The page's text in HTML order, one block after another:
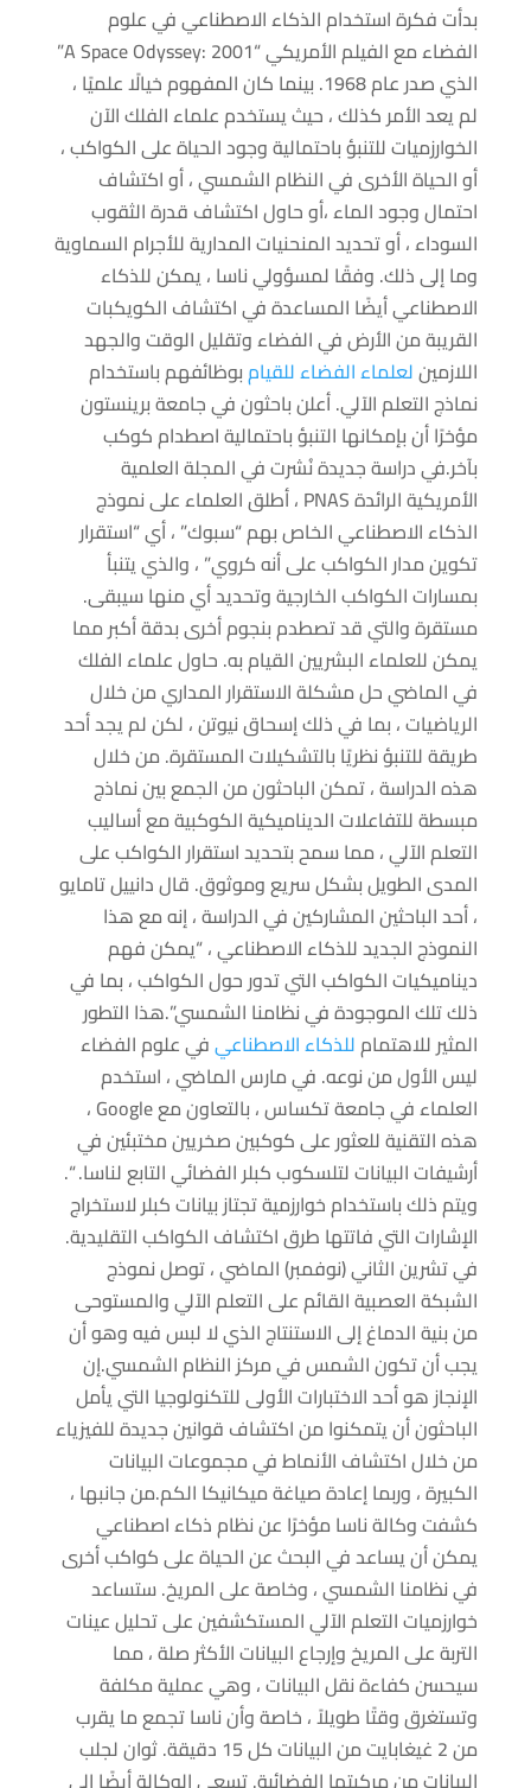
بدأت فكرة استخدام الذكاء الاصطناعي في علوم
الفضاء مع الفيلم الأمريكي “A Space Odyssey: 2001”
الذي صدر عام 1968. بينما كان المفهوم خيالًا علميًا ،
لم يعد الأمر كذلك ، حيث يستخدم علماء الفلك الآن
الخوارزميات للتنبؤ باحتمالية وجود الحياة على الكواكب ،
أو الحياة الأخرى في النظام الشمسي ، أو اكتشاف
احتمال وجود الماء ،أو حاول اكتشاف قدرة الثقوب
السوداء ، أو تحديد المنحنيات المدارية للأجرام السماوية
وما إلى ذلك. وفقًا لمسؤولي ناسا ، يمكن للذكاء
الاصطناعي أيضًا المساعدة في اكتشاف الكويكبات
القريبة من الأرض في الفضاء وتقليل الوقت والجهد
اللازمينلعلماء الفضاء للقيامبوظائفهم باستخدام
نماذج التعلم الآلي. أعلن باحثون في جامعة برينستون
مؤخرًا أن بإمكانها التنبؤ باحتمالية اصطدام كوكب
بآخر.في دراسة جديدة نُشرت في المجلة العلمية
الأمريكية الرائدة PNAS ، أطلق العلماء على نموذج
الذكاء الاصطناعي الخاص بهم “سبوك” ، أي “استقرار
تكوين مدار الكواكب على أنه كروي” ، والذي يتنبأ
بمسارات الكواكب الخارجية وتحديد أي منها سيبقى.
مستقرة والتي قد تصطدم بنجوم أخرى بدقة أكبر مما
يمكن للعلماء البشريين القيام به. حاول علماء الفلك
في الماضي حل مشكلة الاستقرار المداري من خلال
الرياضيات ، بما في ذلك إسحاق نيوتن ، لكن لم يجد أحد
طريقة للتنبؤ نظريًا بالتشكيلات المستقرة. من خلال
هذه الدراسة ، تمكن الباحثون من الجمع بين نماذج
مبسطة للتفاعلات الديناميكية الكوكبية مع أساليب
التعلم الآلي ، مما سمح بتحديد استقرار الكواكب على
المدى الطويل بشكل سريع وموثوق. قال دانييل تامايو
، أحد الباحثين المشاركين في الدراسة ، إنه مع هذا
النموذج الجديد للذكاء الاصطناعي ، “يمكن فهم
ديناميكيات الكواكب التي تدور حول الكواكب ، بما في
ذلك تلك الموجودة في نظامنا الشمسي”.هذا التطور
المثير للاهتمامللذكاء الاصطناعيفي علوم الفضاء
ليس الأول من نوعه. في مارس الماضي ، استخدم
العلماء في جامعة تكساس ، بالتعاون مع Google ،
هذه التقنية للعثور على كوكبين صخريين مختبئين في
أرشيفات البيانات لتلسكوب كبلر الفضائي التابع لناسا. “.
ويتم ذلك باستخدام خوارزمية تجتاز بيانات كبلر لاستخراج
الإشارات التي فاتتها طرق اكتشاف الكواكب التقليدية.
في تشرين الثاني (نوفمبر) الماضي ، توصل نموذج
الشبكة العصبية القائم على التعلم الآلي والمستوحى
من بنية الدماغ إلى الاستنتاج الذي لا لبس فيه وهو أن
يجب أن تكون الشمس في مركز النظام الشمسي.إن
الإنجاز هو أحد الاختبارات الأولى للتكنولوجيا التي يأمل
الباحثون أن يتمكنوا من اكتشاف قوانين جديدة للفيزياء
من خلال اكتشاف الأنماط في مجموعات البيانات
الكبيرة ، وربما إعادة صياغة ميكانيكا الكم.من جانبها ،
كشفت وكالة ناسا مؤخرًا عن نظام ذكاء اصطناعي
يمكن أن يساعد في البحث عن الحياة على كواكب أخرى
في نظامنا الشمسي ، وخاصة على المريخ. ستساعد
خوارزميات التعلم الآلي المستكشفين على تحليل عينات
التربة على المريخ وإرجاع البيانات الأكثر صلة ، مما
سيحسن كفاءة نقل البيانات ، وهي عملية مكلفة
وتستغرق وقتًا طويلاً ، خاصة وأن ناسا تجمع ما يقرب
من 2 غيغابايت من البيانات كل 15 دقيقة. ثوان لجلب